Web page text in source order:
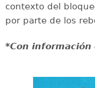
contexto del
por parte de los
*Con información